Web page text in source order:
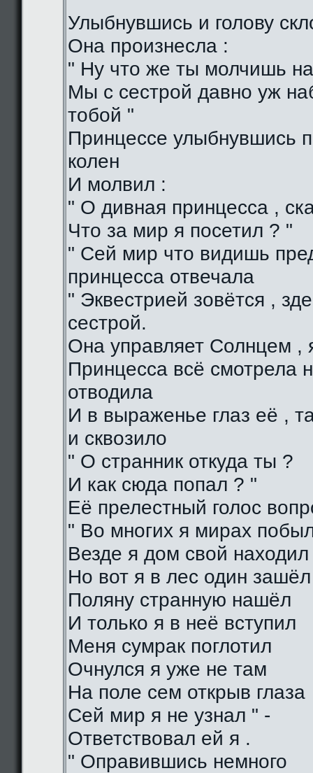
Улыбнувшись и голову
Она произнесла :
" Ну что же ты молчишь
Мы с сестрой давно уж
тобой "
Принцессе улыбнувшись
колен
И молвил :
" О дивная принцесса ,
Что за мир я посетил ? "
" Сей мир что видишь
принцесса отвечала
" Эквестрией зовётся ,
сестрой.
Она управляет Солнцем ,
Принцесса всё смотрела
отводила
И в выраженье глаз её ,
и сквозило
" О странник откуда ты ?
И как сюда попал ? "
Её прелестный голос
" Во многих я мирах
Везде я дом свой находил
Но вот я в лес один зашёл
Поляну странную нашёл
И только я в неё вступил
Меня сумрак поглотил
Очнулся я уже не там
На поле сем открыв глаза
Сей мир я не узнал " -
Ответствовал ей я .
" Оправившись немного